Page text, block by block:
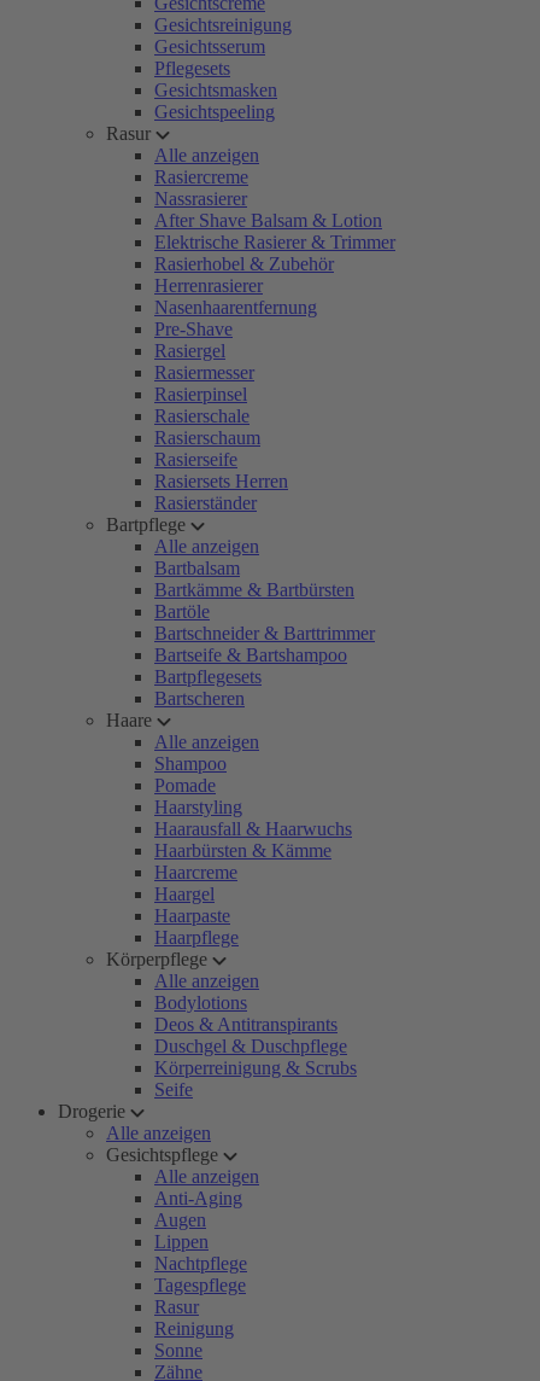
Gesichtsreinigung
Gesichtsserum
Pflegesets
Gesichtsmasken
Gesichtspeeling
Rasur
Alle anzeigen
Rasiercreme
Nassrasierer
After Shave Balsam & Lotion
Elektrische Rasierer & Trimmer
Rasierhobel & Zubehör
Herrenrasierer
Nasenhaarentfernung
Pre-Shave
Rasiergel
Rasiermesser
Rasierpinsel
Rasierschale
Rasierschaum
Rasierseife
Rasiersets Herren
Rasierständer
Bartpflege
Alle anzeigen
Bartbalsam
Bartkämme & Bartbürsten
Bartöle
Bartschneider & Barttrimmer
Bartseife & Bartshampoo
Bartpflegesets
Bartscheren
Haare
Alle anzeigen
Shampoo
Pomade
Haarstyling
Haarausfall & Haarwuchs
Haarbürsten & Kämme
Haarcreme
Haargel
Haarpaste
Haarpflege
Körperpflege
Alle anzeigen
Bodylotions
Deos & Antitranspirants
Duschgel & Duschpflege
Körperreinigung & Scrubs
Seife
Drogerie
Alle anzeigen
Gesichtspflege
Alle anzeigen
Anti-Aging
Augen
Lippen
Nachtpflege
Tagespflege
Rasur
Reinigung
Sonne
Zähne